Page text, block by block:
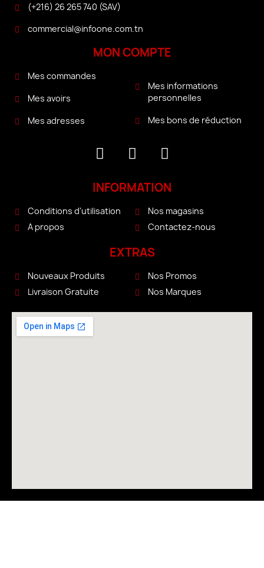
(+216) 26 265 740 (SAV)
commercial@infoone.com.tn
MON COMPTE
Mes commandes
Mes avoirs
Mes adresses
Mes informations
personnelles
Mes bons de réduction
INFORMATION
Conditions d'utilisation
A propos
Nos magasins
Contactez-nous
EXTRAS
Nouveaux Produits
Livraison Gratuite
Nos Promos
Nos Marques